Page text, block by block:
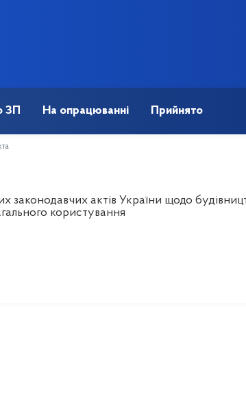
ЗП На опрацюванні Прийнято
законодавчих актів України щодо
користування